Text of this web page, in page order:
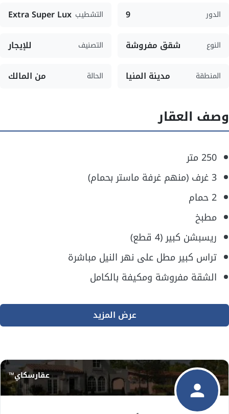
الدور 9 التشطيب Extra Super Lux
النوع شقق مفروشة التصنيف للإيجار
المنطقة مدينة المنيا الحالة من المالك
وصف العقار
250 متر
3 غرف (منهم غرفة ماستر بحمام)
2 حمام
مطبخ
ريسبشن كبير (4 قطع)
تراس كبير مطل على نهر النيل مباشرة
الشقة مفروشة ومكيفة بالكامل
عرض المزيد
عقارسكاي™